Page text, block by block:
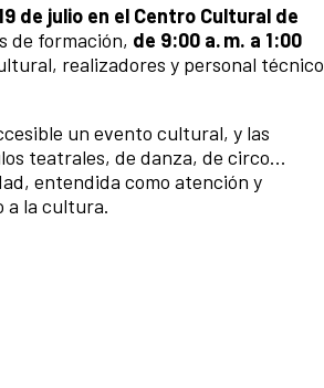
de julio en el Centro Cultural de
de formación, de 9:00 a. m. a 1:00
realizadores y personal técnico
un evento cultural, y las
teatrales, de danza, de circo...
entendida como atención y
a la cultura.